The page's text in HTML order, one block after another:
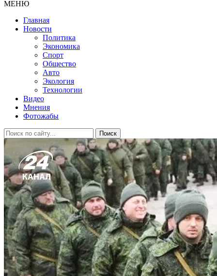
МЕНЮ
Главная
Новости
Политика
Экономика
Спорт
Общество
Авто
Экология
Технологии
Видео
Мнения
Фотожабы
Поиск